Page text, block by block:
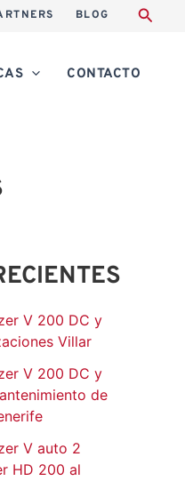
BLOG
CONTACTO
V 200 DC y
Villar
V 200 DC y
de
V auto 2
HD 200 al